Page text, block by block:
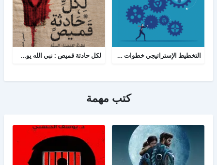
التخطيط الإستراتيجي خطوات ومعرفة لكل حادثة قميص : نبي الله يوسف - نظرية القمصان الستة في قراءة القصة القرآنية
كتب مهمة